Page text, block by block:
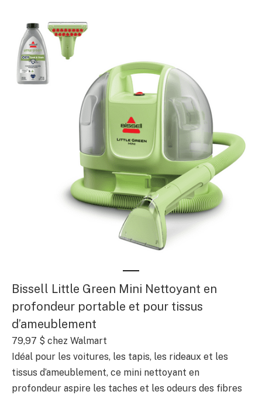
Bissell Little Green Mini Nettoyant en
profondeur portable et pour tissus
d’ameublement
79,97 $ chez Walmart
Idéal pour les voitures, les tapis, les rideaux et les
tissus d’ameublement, ce mini nettoyant en
profondeur aspire les taches et les odeurs des fibres